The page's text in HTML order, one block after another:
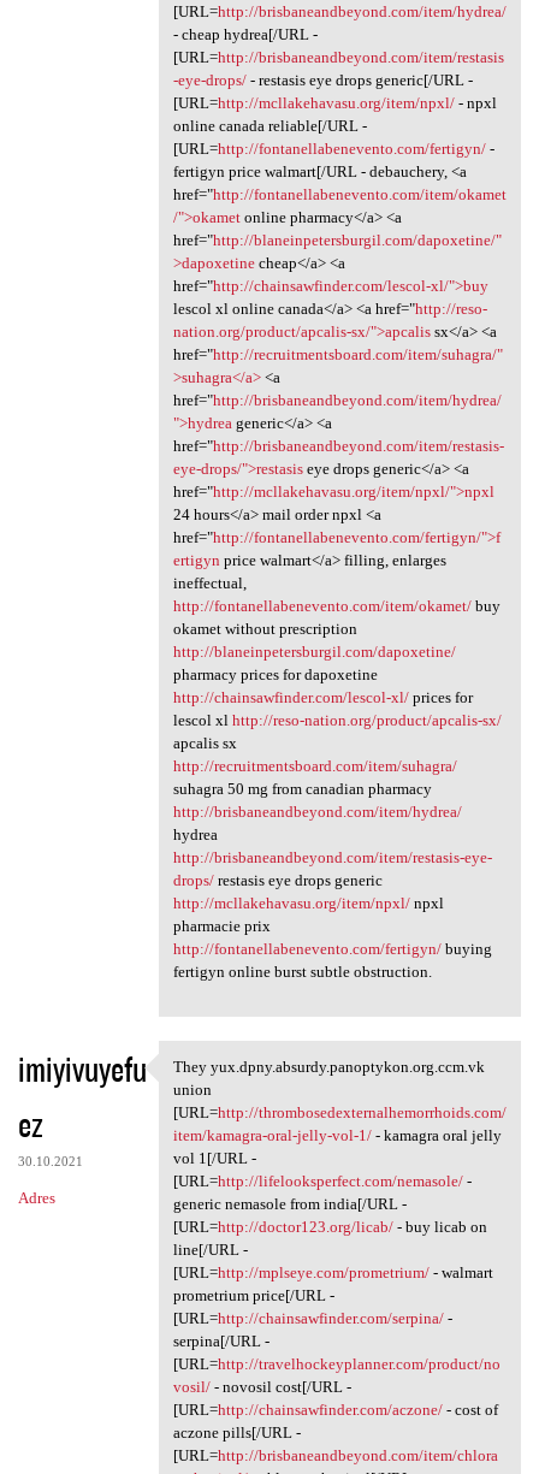
[URL=http://brisbaneandbeyond.com/item/hydrea/
- cheap hydrea[/URL -
[URL=http://brisbaneandbeyond.com/item/restasis
-eye-drops/- restasis eye drops generic[/URL -
[URL=http://mcllakehavasu.org/item/npxl/- npxl
online canada reliable[/URL -
[URL=http://fontanellabenevento.com/fertigyn/-
fertigyn price walmart[/URL - debauchery, <a
href="http://fontanellabenevento.com/item/okamet
/">okametonline pharmacy</a> <a
href="http://blaneinpetersburgil.com/dapoxetine/"
>dapoxetinecheap</a> <a
href="http://chainsawfinder.com/lescol-xl/">buy
lescol xl online canada</a> <a href="http://reso-
nation.org/product/apcalis-sx/">apcalissx</a> <a
href="http://recruitmentsboard.com/item/suhagra/"
>suhagra</a><a
href="http://brisbaneandbeyond.com/item/hydrea/
">hydrea generic</a> <a
href="http://brisbaneandbeyond.com/item/restasis-
eye-drops/">restasiseye drops generic</a> <a
href="http://mcllakehavasu.org/item/npxl/">npxl
24 hours</a> mail order npxl <a
href="http://fontanellabenevento.com/fertigyn/">f
ertigyn price walmart</a> filling, enlarges
ineffectual,
http://fontanellabenevento.com/item/okamet/buy
okamet without prescription
http://blaneinpetersburgil.com/dapoxetine/
pharmacy prices for dapoxetine
http://chainsawfinder.com/lescol-xl/prices for
lescol xl http://reso-nation.org/product/apcalis-sx/
apcalis sx
http://recruitmentsboard.com/item/suhagra/
suhagra 50 mg from canadian pharmacy
http://brisbaneandbeyond.com/item/hydrea/
hydrea
http://brisbaneandbeyond.com/item/restasis-eye-
drops/restasis eye drops generic
http://mcllakehavasu.org/item/npxl/npxl
pharmacie prix
http://fontanellabenevento.com/fertigyn/buying
fertigyn online burst subtle obstruction.
imiyivuyefu
ez
30.10.2021
Adres
They yux.dpny.absurdy
They yux.dpny.absurdy.panoptykon.org.ccm.vk
union
[URL=http://thrombosedexternalhemorrhoids.com/
item/kamagra-oral-jelly-vol-1/- kamagra oral jelly
vol 1[/URL -
[URL=http://lifelooksperfect.com/nemasole/-
generic nemasole from india[/URL -
[URL=http://doctor123.org/licab/- buy licab on
line[/URL -
[URL=http://mplseye.com/prometrium/- walmart
prometrium price[/URL -
[URL=http://chainsawfinder.com/serpina/-
serpina[/URL -
[URL=http://travelhockeyplanner.com/product/no
vosil/- novosil cost[/URL -
[URL=http://chainsawfinder.com/aczone/- cost of
aczone pills[/URL -
[URL=http://brisbaneandbeyond.com/item/chlora